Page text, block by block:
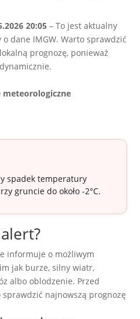
20:05 – To jest aktualny
dane IMGW. Warto sprawdzić
prognozę, ponieważ
meteorologiczne
spadek temperatury
gruncie do około -2°C.
informuje o możliwym
jak burze, silny wiatr,
albo oblodzenie. Przed
najnowszą prognozę